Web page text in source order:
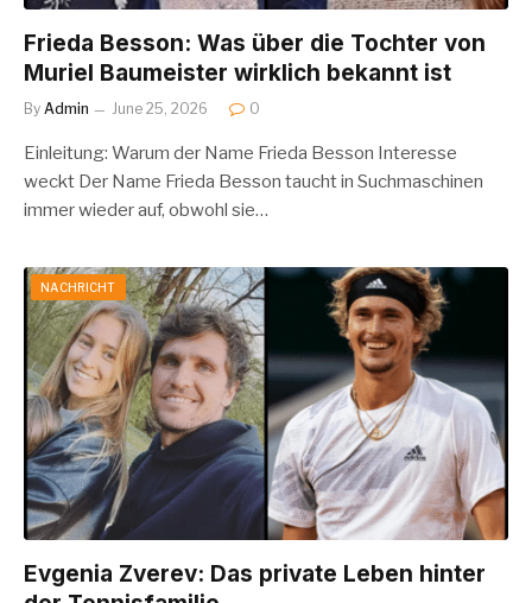
Frieda Besson: Was über die Tochter von
Muriel Baumeister wirklich bekannt ist
By Admin June 25, 2026 0
Einleitung: Warum der Name Frieda Besson Interesse
weckt Der Name Frieda Besson taucht in Suchmaschinen
immer wieder auf, obwohl sie…
NACHRICHT
Evgenia Zverev: Das private Leben hinter